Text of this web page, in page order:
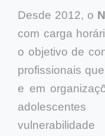
Desde 2012, o
com carga
o objetivo de
profissionais
e em